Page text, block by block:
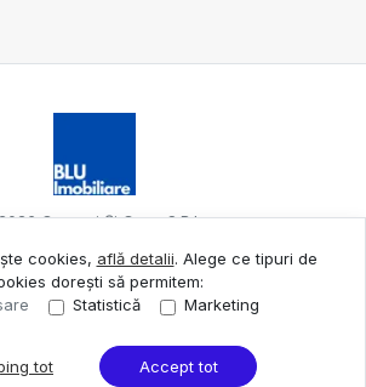
Oameni Și Case S.R.L.
creat în
cookies, află detalii. Alege ce tipuri de
dorești să permitem:
Statistică Marketing
tot Accept tot